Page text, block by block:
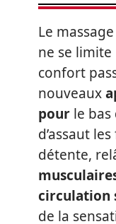
Le
ne se
confort
nouveaux
pour le
d’assaut
détente,
circulation
de la